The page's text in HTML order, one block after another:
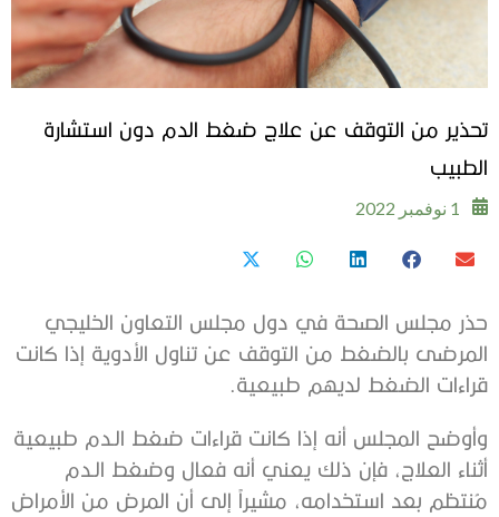
تحذير من التوقف عن علاج ضغط الدم دون استشارة
الطبيب
1 نوفمبر 2022
حذر مجلس الصحة في دول مجلس التعاون الخليجي
المرضى بالضغط من التوقف عن تناول الأدوية إذا كانت
قراءات الضغط لديهم طبيعية.
وأوضح المجلس أنه إذا كانت قراءات ضغط الـدم طبيعية
أثناء العلاج، فإن ذلك يعني أنه فعال وضغط الـدم
مُنتظم بعد استخدامه، مشيراً إلى أن المرض من الأمراض